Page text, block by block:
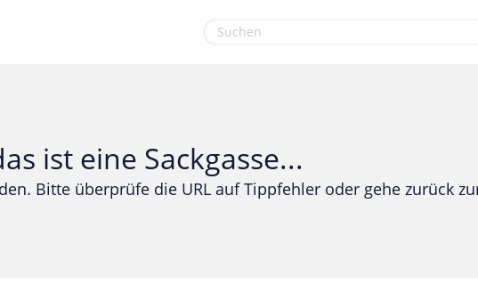
& Beauty
& Internet
ist eine Sackgasse...
Bitte überprüfe die URL auf Tippfehler oder gehe zurück